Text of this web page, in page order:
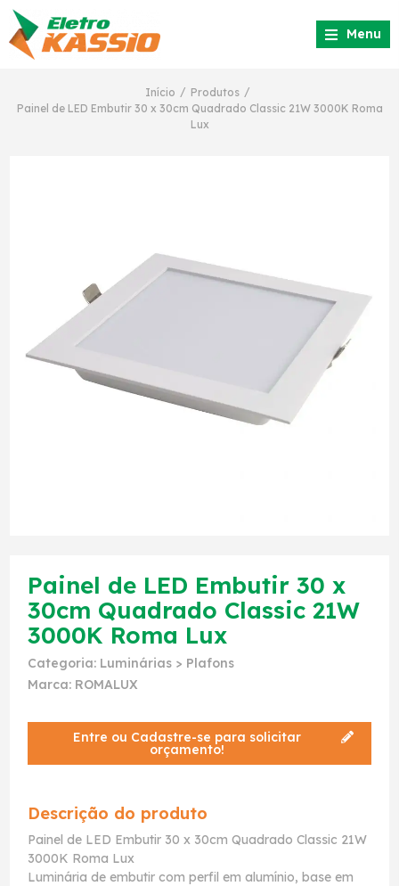
Menu
Início / Produtos /
Painel de LED Embutir 30 x 30cm Quadrado Classic 21W 3000K Roma
Lux
Painel de LED Embutir 30 x
30cm Quadrado Classic 21W
3000K Roma Lux
Categoria: Luminárias > Plafons
Marca: ROMALUX
Entre ou Cadastre-se para solicitar
orçamento!
Descrição do produto
Painel de LED Embutir 30 x 30cm Quadrado Classic 21W
3000K Roma Lux
Luminária de embutir com perfil em alumínio, base em